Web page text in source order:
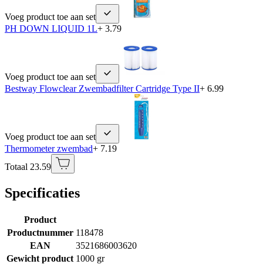
Voeg product toe aan set
PH DOWN LIQUID 1L+ 3.79
Voeg product toe aan set
Bestway Flowclear Zwembadfilter Cartridge Type II+ 6.99
Voeg product toe aan set
Thermometer zwembad+ 7.19
Totaal 23.59
Specificaties
Product
Productnummer 118478
EAN
3521686003620
Gewicht product 1000 gr